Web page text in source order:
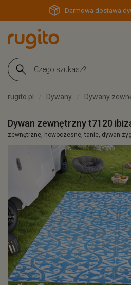
Darmowa dostawa
rugito.pl Dywany Dywany
Dywan zewnętrzny t7120
zewnętrzne, nowoczesne, tanie, dywan